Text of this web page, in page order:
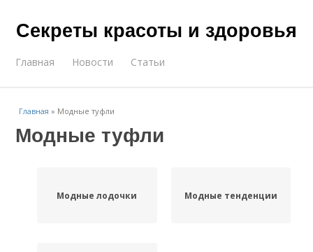
Секреты красоты и здоровья
Главная Новости Статьи
Главная » Модные туфли
Модные туфли
Модные лодочки Модные тенденции